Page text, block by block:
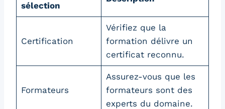
sélection
Certification
Vérifiez que la
formation délivre un
certificat reconnu.
Formateurs
Assurez-vous que les
formateurs sont des
experts du domaine.